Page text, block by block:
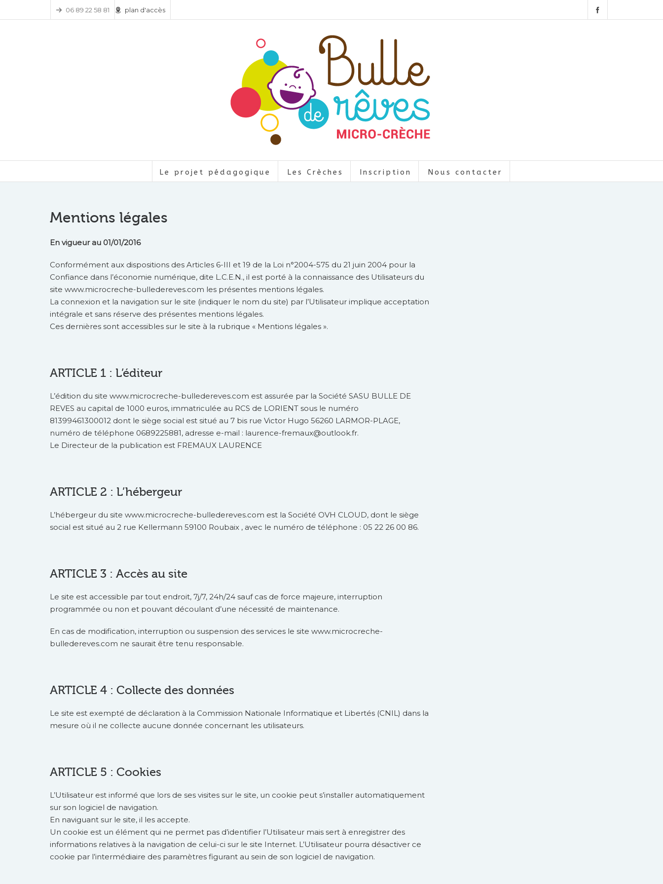
06 89 22 58 81 plan d'accès
Le projet pédagogique Les Crèches Inscription Nous contacter
Mentions légales
En vigueur au 01/01/2016
Conformément aux dispositions des Articles 6-III et 19 de la Loi n°2004-575 du 21 juin 2004 pour la
Confiance dans l’économie numérique, dite L.C.E.N., il est porté à la connaissance des Utilisateurs du
site www.microcreche-bulledereves.com les présentes mentions légales.
La connexion et la navigation sur le site (indiquer le nom du site) par l’Utilisateur implique acceptation
intégrale et sans réserve des présentes mentions légales.
Ces dernières sont accessibles sur le site à la rubrique « Mentions légales ».
ARTICLE 1 : L’éditeur
L’édition du site www.microcreche-bulledereves.com est assurée par la Société SASU BULLE DE
REVES au capital de 1000 euros, immatriculée au RCS de LORIENT sous le numéro
81399461300012 dont le siège social est situé au 7 bis rue Victor Hugo 56260 LARMOR-PLAGE,
numéro de téléphone 0689225881, adresse e-mail : laurence-fremaux@outlook.fr.
Le Directeur de la publication est FREMAUX LAURENCE
ARTICLE 2 : L’hébergeur
L’hébergeur du site www.microcreche-bulledereves.com est la Société OVH CLOUD, dont le siège
social est situé au 2 rue Kellermann 59100 Roubaix , avec le numéro de téléphone : 05 22 26 00 86.
ARTICLE 3 : Accès au site
Le site est accessible par tout endroit, 7j/7, 24h/24 sauf cas de force majeure, interruption
programmée ou non et pouvant découlant d’une nécessité de maintenance.
En cas de modification, interruption ou suspension des services le site www.microcreche-
bulledereves.com ne saurait être tenu responsable.
ARTICLE 4 : Collecte des données
Le site est exempté de déclaration à la Commission Nationale Informatique et Libertés (CNIL) dans la
mesure où il ne collecte aucune donnée concernant les utilisateurs.
ARTICLE 5 : Cookies
L’Utilisateur est informé que lors de ses visites sur le site, un cookie peut s’installer automatiquement
sur son logiciel de navigation.
En naviguant sur le site, il les accepte.
Un cookie est un élément qui ne permet pas d’identifier l’Utilisateur mais sert à enregistrer des
informations relatives à la navigation de celui-ci sur le site Internet. L’Utilisateur pourra désactiver ce
cookie par l’intermédiaire des paramètres figurant au sein de son logiciel de navigation.